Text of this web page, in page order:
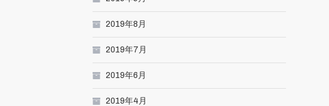
2019年8月
2019年7月
2019年6月
2019年4月